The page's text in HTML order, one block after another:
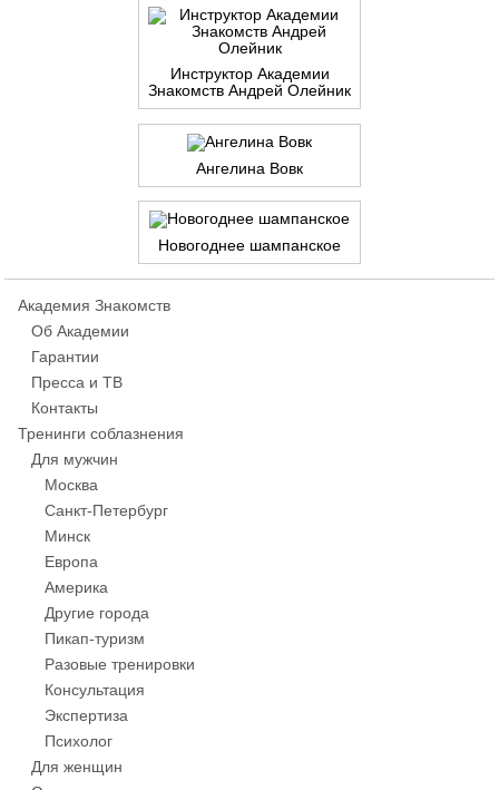
Инструктор Академии
Знакомств Андрей Олейник
Ангелина Вовк
Новогоднее шампанское
Академия Знакомств
Об Академии
Гарантии
Пресса и ТВ
Контакты
Тренинги соблазнения
Для мужчин
Москва
Санкт-Петербург
Минск
Европа
Америка
Другие города
Пикап-туризм
Разовые тренировки
Консультация
Экспертиза
Психолог
Для женщин